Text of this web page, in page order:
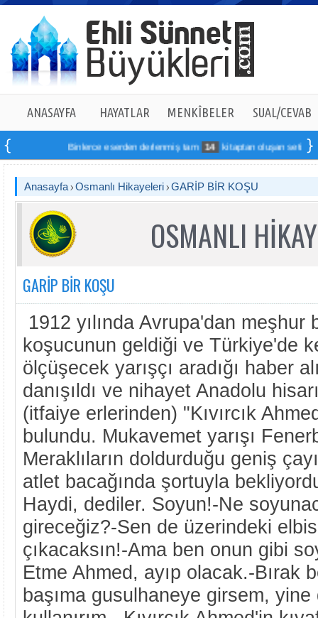
ANASAYFA HAYATLAR MENKÎBELER SUAL/CEVAB
Binlerce eserden derlenmiş tam 14 kitaptan oluşan seti online
Anasayfa Osmanlı Hikayeleri GARİP BİR KOŞU
OSMANLI
GARİP BİR KOŞU
1912 yılında Avrupa'dan meşhur
koşucunun geldiği ve Türkiye'de
ölçüşecek yarışçı aradığı haber
danışıldı ve nihayet Anadolu
(itfaiye erlerinden) "Kıvırcık
bulundu. Mukavemet yarışı
Meraklıların doldurduğu geniş
atlet bacağında şortuyla
Haydi, dediler. Soyun!-Ne
gireceğiz?-Sen de üzerindeki
çıkacaksın!-Ama ben onun gibi
Etme Ahmed, ayıp olacak.-Bırak
başıma gusulhaneye girsem,